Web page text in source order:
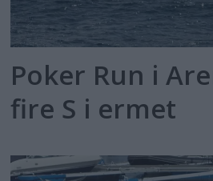
Poker Run i
fire S i ermet